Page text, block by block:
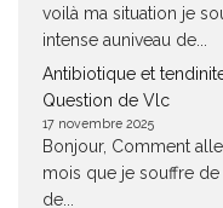
voilà ma situation je
intense auniveau de...
Antibiotique et
Question de Vlc
17 novembre 2025
Bonjour, Comment
mois que je souffre
de...